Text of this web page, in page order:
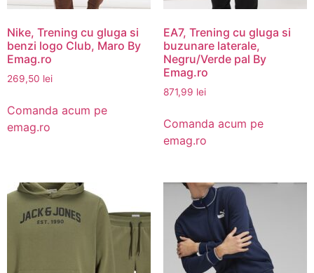
Nike, Trening cu gluga si
benzi logo Club, Maro By
Emag.ro
269,50 lei
Comanda acum pe
emag.ro
EA7, Trening cu gluga si
buzunare laterale,
Negru/Verde pal By
Emag.ro
871,99 lei
Comanda acum pe
emag.ro